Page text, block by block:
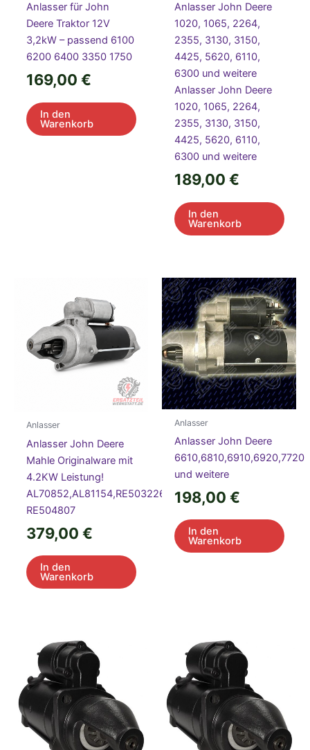
Anlasser für John
Deere Traktor 12V
3,2kW – passend 6100
6200 6400 3350 1750
169,00 €
In den
Warenkorb
Anlasser John Deere
1020, 1065, 2264,
2355, 3130, 3150,
4425, 5620, 6110,
6300 und weitere
Anlasser John Deere
1020, 1065, 2264,
2355, 3130, 3150,
4425, 5620, 6110,
6300 und weitere
189,00 €
In den
Warenkorb
Anlasser
Anlasser John Deere
Mahle Originalware mit
4.2KW Leistung!
AL70852,AL81154,RE503226,
RE504807
379,00 €
In den
Warenkorb
Anlasser
Anlasser John Deere
6610,6810,6910,6920,7720
und weitere
198,00 €
In den
Warenkorb